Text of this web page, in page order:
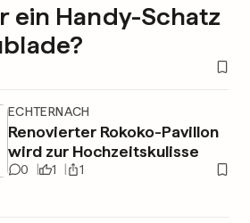
ein Handy-Schatz
ECHTERNACH
Renovierter Rokoko-Pavillon
wird zur Hochzeitskulisse
0 1 1